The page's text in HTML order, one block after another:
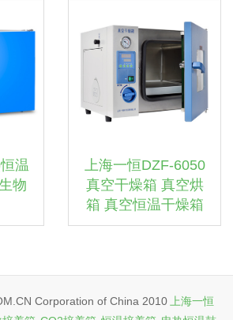
温
物
上海一恒DZF-6050
真空干燥箱 真空烘
箱 真空恒温干燥箱
Corporation of China 2010
上海一恒